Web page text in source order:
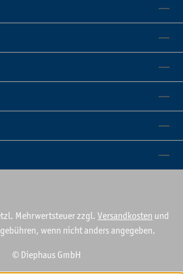
Mauerfarbe – für ein
bis ins Detail.
den FUGANO®
sich vielseitige Gestaltungsideen
über dekorative
Durch die klaren Linien und die
ein. Ob in Kombination
präzises Fugenbild
langlebig Ergänzendes
perfekte Abschlüsse Farblich
Mehrwertsteuer zzgl. Versandkosten und
wenn nicht anders angegeben.
© Diephaus GmbH